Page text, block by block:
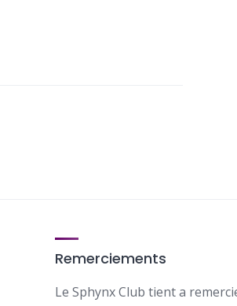
Remerciements
Le Sphynx Club tient a